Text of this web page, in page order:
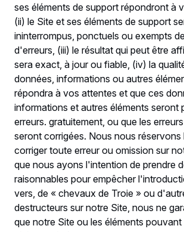
ses éléments de support répondront à
(ii) le Site et ses éléments de support
ininterrompus, ponctuels ou exempts
d'erreurs, (iii) le résultat qui peut être
sera exact, à jour ou fiable, (iv) la
données, informations ou autres
répondra à vos attentes et que ces
informations et autres éléments seront
erreurs. gratuitement, ou que les
seront corrigées. Nous nous réservons
corriger toute erreur ou omission sur
que nous ayons l'intention de prendre
raisonnables pour empêcher
vers, de « chevaux de Troie » ou
destructeurs sur notre Site, nous ne
que notre Site ou les éléments pouvant